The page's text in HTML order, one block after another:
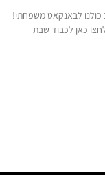
לבאנקאט משפחתי!
כאן לכבוד שבת